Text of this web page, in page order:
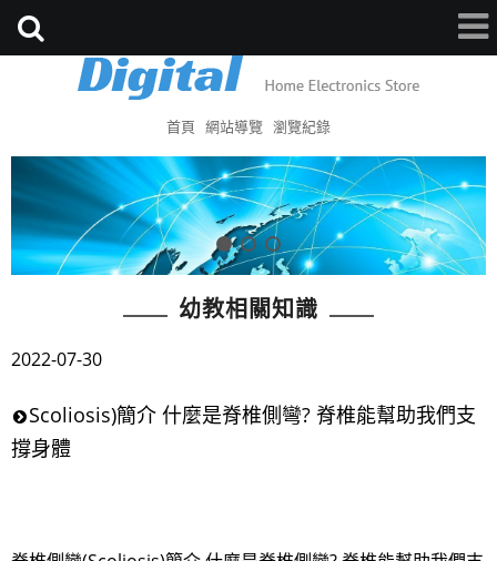
首頁 網站導覽 瀏覽紀錄
幼教相關知識
2022-07-30
Scoliosis)簡介 什麼是脊椎側彎? 脊椎能幫助我們支
撐身體